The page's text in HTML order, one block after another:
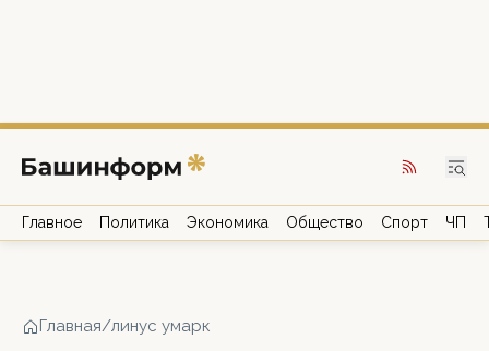
Главное Политика Экономика Общество Спорт ЧП
Главная/линус умарк